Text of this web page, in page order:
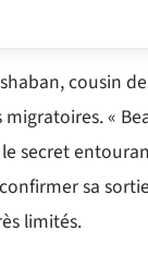
cousin
«
secret
sa
limités.